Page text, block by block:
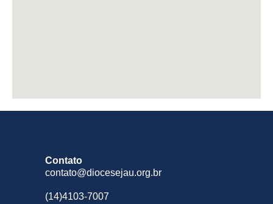
Contato
contato@diocesejau.org.br
(14)4103-7007